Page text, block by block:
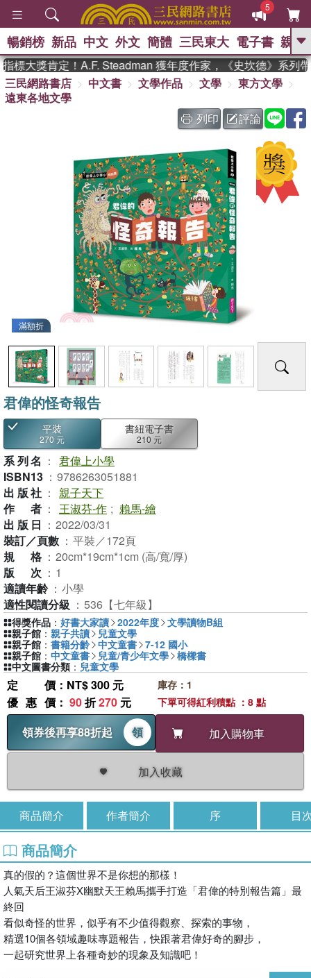
5
GO
熱搜： 東野圭吾 、 The Odyssey 、
國際布克獎 臺灣漫遊錄 、
方
台灣的李登輝時代 、 數學女
偉大的迷走神經
暢銷榜 新品 中文 外文 簡體 三民東大 電子書 親子
大獎肯定！A.F. Steadman 獲年度作家，《史坎德》系列帶
三民網路書店
中文書 文學作品 文學
東方文學
遠東各地文學
列印
評論
滿額折
君偉的怪奇報告
平裝
270 元
書紐電子書
210 元
系列名 ： 君偉上小學
ISBN13 ： 9786263051881
出版社 ： 親子天下
作者 ： 王淑芬-作 ; 賴馬-繪
出版日 ： 2022/03/31
裝訂／頁數 ： 平裝／172頁
規格 ： 20cm*19cm*1cm (高/寬/厚)
版次 ： 1
適讀年齡 ： 小學
適性閱讀分級 ： 536【七年級】
定價 ：NT$ 300 元
優惠價 ： 90折270 元
領券後再享88折起
領 加入購物車
加入收藏
庫存：1
下單可得紅利積點 ：8 點
得獎作品 ： 好書大家讀 2022年度 文學讀物B組
親子館 ： 親子共讀
兒童文學
親子館 ： 書籍分齡 中文童書 7-12 國小
親子館 ： 中文童書 兒童/青少年文學 橋樑書
中文圖書分類 ： 兒童文學
商品簡介 作者簡介 序 目
商品簡介
真的假的？這個世界不是你想的那樣！
人氣天后王淑芬X幽默天王賴馬攜手打造「君偉的特別報告篇」最
終回
看似奇怪的世界，似乎有不少值得觀察、探索的事物，
精選10個各領域趣味專題報告，快跟著君偉好奇的腳步，
一起研究世界上各種奇妙的現象及知識吧！